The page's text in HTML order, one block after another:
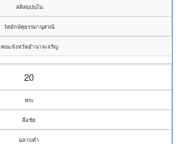
สติสมฺปนฺโน
วัดยักษ์คุธรรมานุสรณ์
คณะจังหวัดอำนาจเจริญ
20
พระ
ลือชัย
ฉลาบคำ